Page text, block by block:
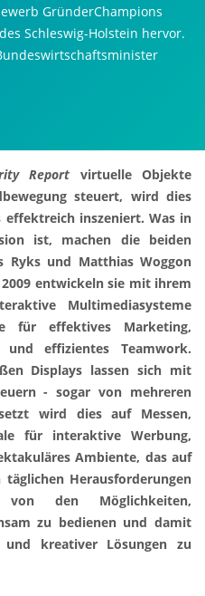
GründerChampions
Schleswig-Holstein hervor.
Report virtuelle Objekte
steuert, wird dies
inszeniert. Was in
ist, machen die beiden
Ryks und Matthias Woggon
entwickeln sie mit ihrem
Multimediasysteme
für effektives Marketing,
und effizientes Teamwork.
Displays lassen sich mit
- sogar von mehreren
wird dies auf Messen,
für interaktive Werbung,
Ambiente, das auf
Herausforderungen
von den Möglichkeiten,
zu bedienen und damit
kreativer Lösungen zu